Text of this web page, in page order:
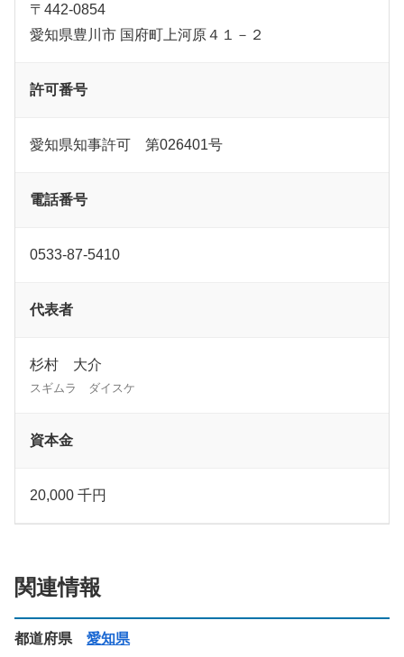
〒442-0854
愛知県豊川市 国府町上河原４１－２
許可番号
愛知県知事許可 第026401号
電話番号
0533-87-5410
代表者
杉村 大介
スギムラ ダイスケ
資本金
20,000 千円
関連情報
都道府県 愛知県